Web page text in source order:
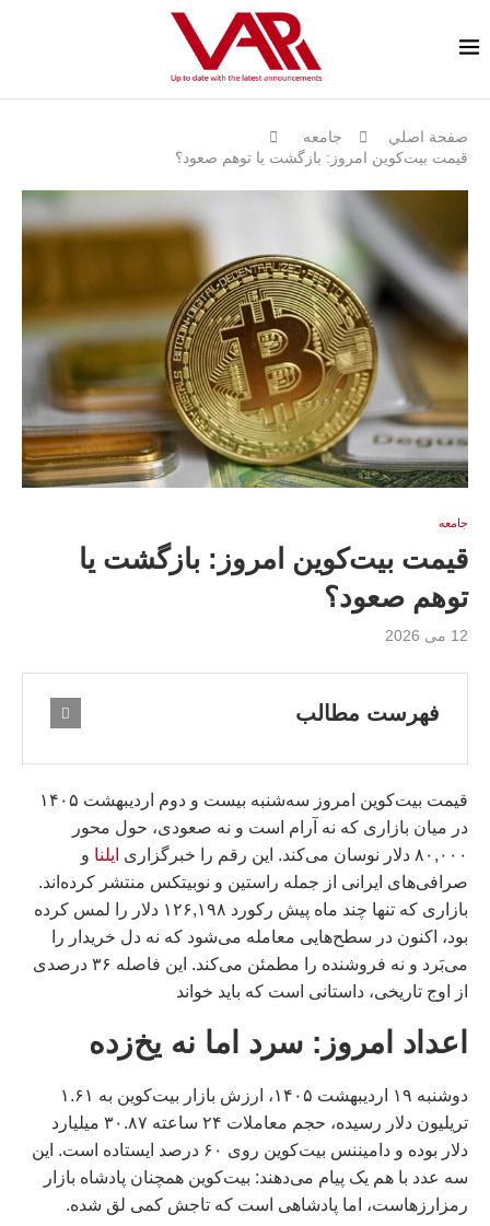
صفحة اصلي
جامعه
قیمت بیت‌کوین امروز: بازگشت یا توهم صعود؟
جامعه
قیمت بیت‌کوین امروز: بازگشت یا
توهم صعود؟
12 می 2026
فهرست مطالب
قیمت بیت‌کوین امروز سه‌شنبه بیست و دوم اردیبهشت ۱۴۰۵
در میان بازاری که نه آرام است و نه صعودی، حول محور
۸۰,۰۰۰ دلار نوسان می‌کند. این رقم را خبرگزاری
ایلنا و
صرافی‌های ایرانی از جمله راستین و نوبیتکس منتشر کرده‌اند.
بازاری که تنها چند ماه پیش رکورد ۱۲۶,۱۹۸ دلار را لمس کرده
بود، اکنون در سطح‌هایی معامله می‌شود که نه دل خریدار را
می‌بَرد و نه فروشنده را مطمئن می‌کند. این فاصله ۳۶ درصدی
از اوج تاریخی، داستانی است که باید خواند
اعداد امروز: سرد اما نه یخ‌زده
دوشنبه ۱۹ اردیبهشت ۱۴۰۵، ارزش بازار بیت‌کوین به ۱.۶۱
تریلیون دلار رسیده، حجم معاملات ۲۴ ساعته ۳۰.۸۷ میلیارد
دلار بوده و دامیننس بیت‌کوین روی ۶۰ درصد ایستاده است. این
سه عدد با هم یک پیام می‌دهند: بیت‌کوین همچنان پادشاه بازار
رمزارزهاست، اما پادشاهی است که تاجش کمی لق شده.